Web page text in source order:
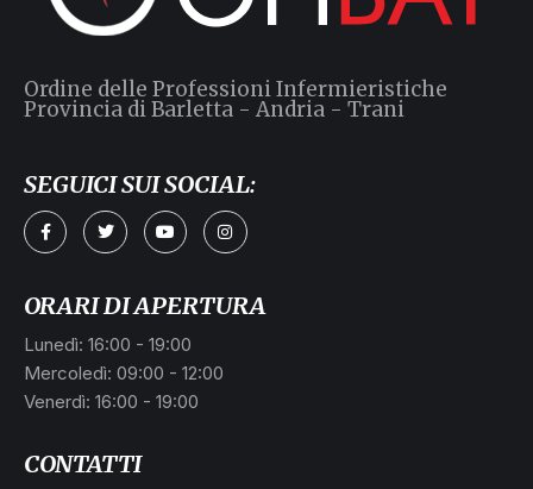
CONTATTI
ORARI DI APERTURA
Lunedì: 16:00 - 19:00
Mercoledì: 09:00 - 12:00
Venerdì: 16:00 - 19:00
Ordine delle Professioni Infermieristiche
Provincia di Barletta - Andria - Trani
SEGUICI SUI SOCIAL: